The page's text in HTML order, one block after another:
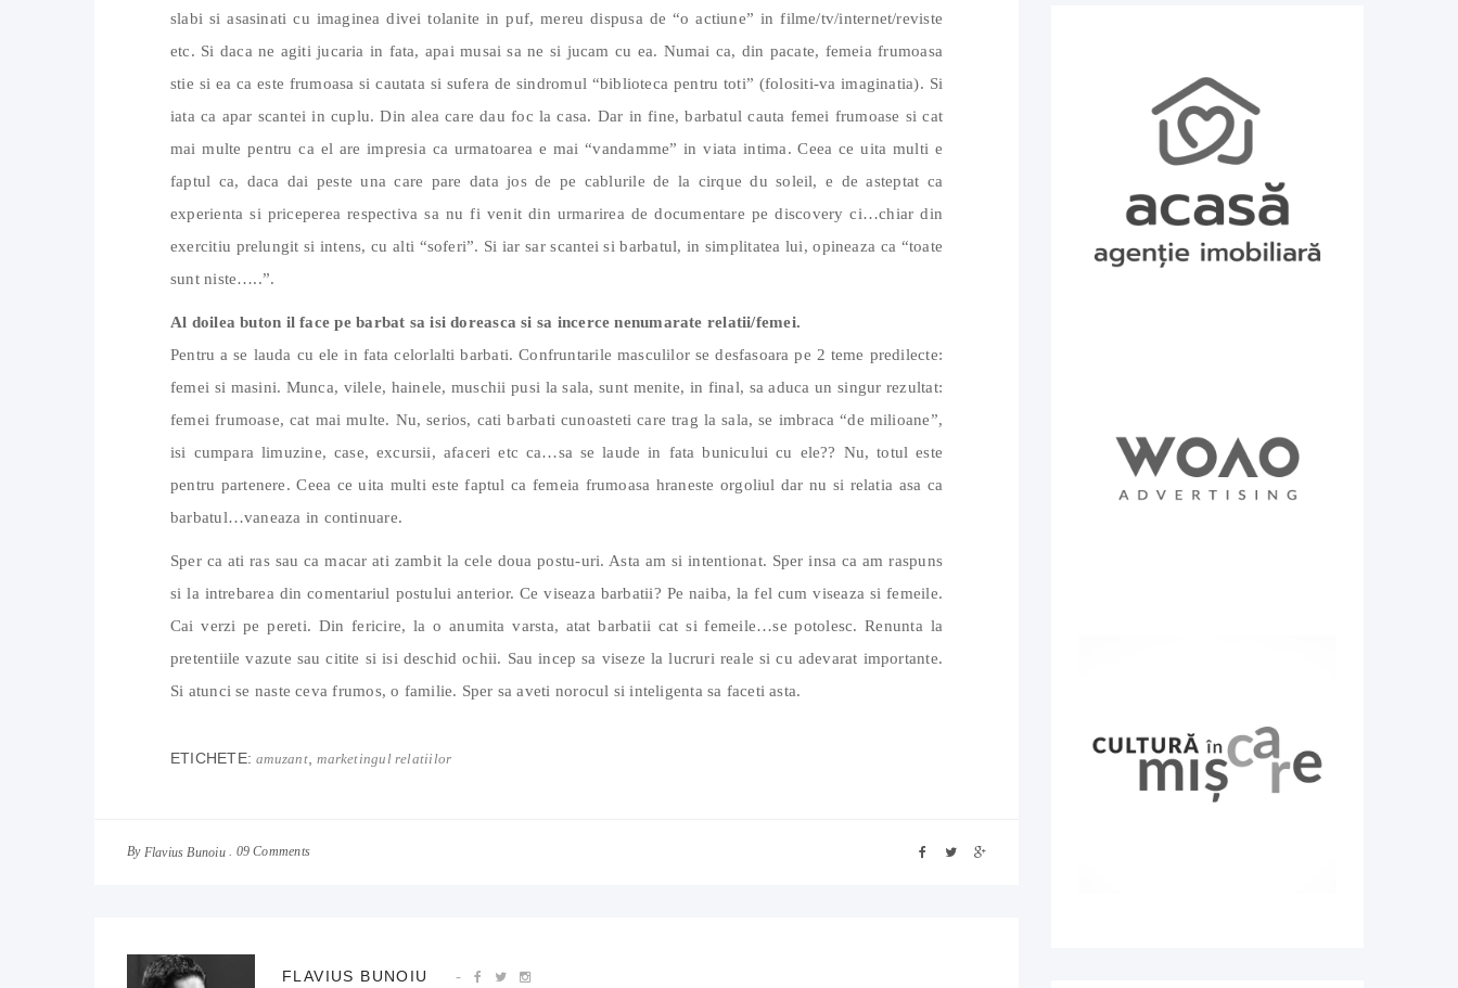
slabi si asasinati cu imaginea divei tolanite in puf, mereu dispusa de “o actiune” in filme/tv/internet/reviste
etc. Si daca ne agiti jucaria in fata, apai musai sa ne si jucam cu ea. Numai ca, din pacate, femeia frumoasa
stie si ea ca este frumoasa si cautata si sufera de sindromul “biblioteca pentru toti” (folositi-va imaginatia). Si
iata ca apar scantei in cuplu. Din alea care dau foc la casa. Dar in fine, barbatul cauta femei frumoase si cat
mai multe pentru ca el are impresia ca urmatoarea e mai “vandamme” in viata intima. Ceea ce uita multi e
faptul ca, daca dai peste una care pare data jos de pe cablurile de la cirque du soleil, e de asteptat ca
experienta si priceperea respectiva sa nu fi venit din urmarirea de documentare pe discovery ci…chiar din
exercitiu prelungit si intens, cu alti “soferi”. Si iar sar scantei si barbatul, in simplitatea lui, opineaza ca “toate
sunt niste…..”.
Al doilea buton il face pe barbat sa isi doreasca si sa incerce nenumarate relatii/femei.
Pentru a se lauda cu ele in fata celorlalti barbati. Confruntarile masculilor se desfasoara pe 2 teme predilecte:
femei si masini. Munca, vilele, hainele, muschii pusi la sala, sunt menite, in final, sa aduca un singur rezultat:
femei frumoase, cat mai multe. Nu, serios, cati barbati cunoasteti care trag la sala, se imbraca “de milioane”,
isi cumpara limuzine, case, excursii, afaceri etc ca…sa se laude in fata bunicului cu ele?? Nu, totul este
pentru partenere. Ceea ce uita multi este faptul ca femeia frumoasa hraneste orgoliul dar nu si relatia asa ca
barbatul…vaneaza in continuare.
Sper ca ati ras sau ca macar ati zambit la cele doua postu-uri. Asta am si intentionat. Sper insa ca am raspuns
si la intrebarea din comentariul postului anterior. Ce viseaza barbatii? Pe naiba, la fel cum viseaza si femeile.
Cai verzi pe pereti. Din fericire, la o anumita varsta, atat barbatii cat si femeile…se potolesc. Renunta la
pretentiile vazute sau citite si isi deschid ochii. Sau incep sa viseze la lucruri reale si cu adevarat importante.
Si atunci se naste ceva frumos, o familie. Sper sa aveti norocul si inteligenta sa faceti asta.
ETICHETE:amuzant,marketingul relatiilor
By Flavius Bunoiu 09 Comments
FLAVIUS BUNOIU